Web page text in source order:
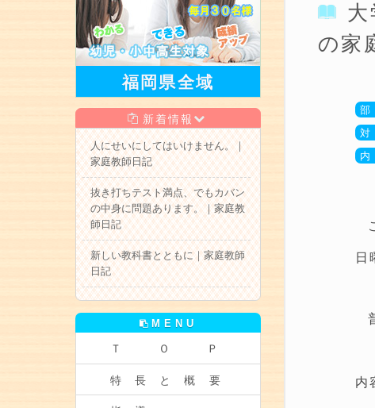
の家
日
内
福岡県全域
新着情報
人にせいにしてはいけません。｜
家庭教師日記
抜き打ちテスト満点、でもカバン
の中身に問題あります。｜家庭教
師日記
新しい教科書とともに｜家庭教師
日記
MENU
ＴＯＰ
特長と概要